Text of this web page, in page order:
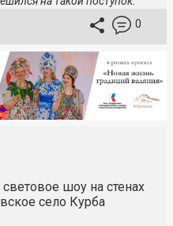
0
шоу на стенах
село Курба